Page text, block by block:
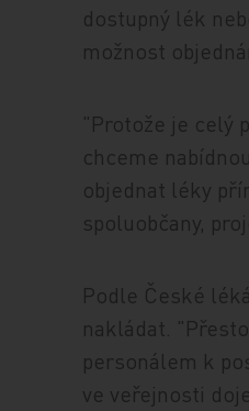
dostupný lék
možnost
"Protože je celý
chceme
objednat léky
spoluobčany,
Podle České
nakládat.
personálem k
ve veřejnosti